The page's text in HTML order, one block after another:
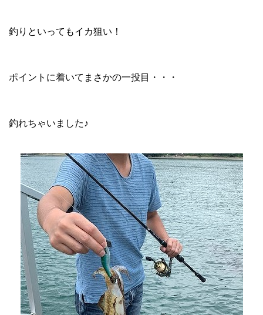
釣りといってもイカ狙い！
ポイントに着いてまさかの一投目・・・
釣れちゃいました♪